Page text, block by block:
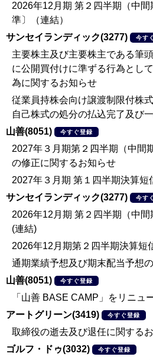
2026年12月期 第２四半期（中
準〕（連結）
サンセイランディック(3277)
今す
主要株主及び主要株主である筆
に公開買付けに準ずる行為とし
為に関するお知らせ
従業員持株会向け譲渡制限付株
自己株式の処分の払込完了及び
山善(8051)
今すぐ登録
2027年３月期第２四半期（中間
の修正に関するお知らせ
2027年３月期 第１四半期決算短
サンセイランディック(3277)
今す
2026年12月期 第２四半期（中間
(連結)
2026年12月期第２四半期決算短
通期業績予想及び期末配当予想
山善(8051)
今すぐ登録
「山善 BASE CAMP」をリニュ
アートグリーン(3419)
今すぐ登録
取締役の逝去及び退任に関する
ゴルフ・ドゥ(3032)
今すぐ登録